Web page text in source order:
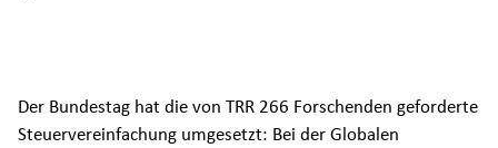
Der Bundestag hat die von TRR 266 Forschenden geforderte
Steuervereinfachung umgesetzt: Bei der Globalen